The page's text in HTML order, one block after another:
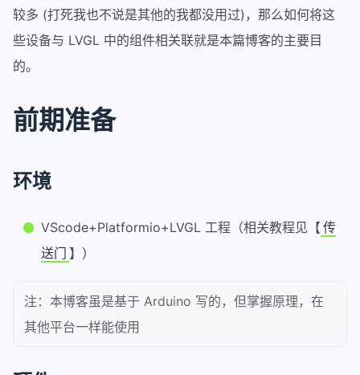
较多 (打死我也不说是其他的我都没用过)，那么如何将这
些设备与 LVGL 中的组件相关联就是本篇博客的主要目
的。
前期准备
环境
VScode+Platformio+LVGL 工程（相关教程见【传
送门 】）
注：本博客虽是基于 Arduino 写的，但掌握原理，在
其他平台一样能使用